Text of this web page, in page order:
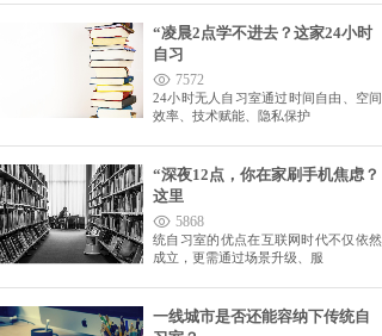
“凌晨2点学不进去？这家24小时
自习
7572
24小时无人自习室通过时间自由、空间
效率、技术赋能、隐私保护
“深夜12点，你在家刷手机焦虑？
这里
5868
统自习室的优点在互联网时代不仅依然
成立，更需通过场景升级、服
一线城市是否还能容纳下传统自